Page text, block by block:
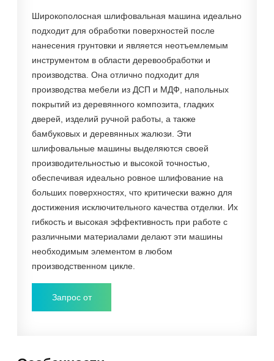
Широкополосная шлифовальная машина идеально
подходит для обработки поверхностей после
нанесения грунтовки и является неотъемлемым
инструментом в области деревообработки и
производства. Она отлично подходит для
производства мебели из ДСП и МДФ, напольных
покрытий из деревянного композита, гладких
дверей, изделий ручной работы, а также
бамбуковых и деревянных жалюзи. Эти
шлифовальные машины выделяются своей
производительностью и высокой точностью,
обеспечивая идеально ровное шлифование на
больших поверхностях, что критически важно для
достижения исключительного качества отделки. Их
гибкость и высокая эффективность при работе с
различными материалами делают эти машины
необходимым элементом в любом
производственном цикле.
Запрос от